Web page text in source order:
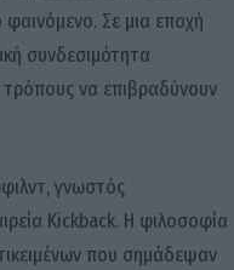
φαινόμενο. Σε μια εποχή
συνδεσιμότητα
τρόπους να επιβραδύνουν
γνωστός
Kickback. Η φιλοσοφία
που σημάδεψαν